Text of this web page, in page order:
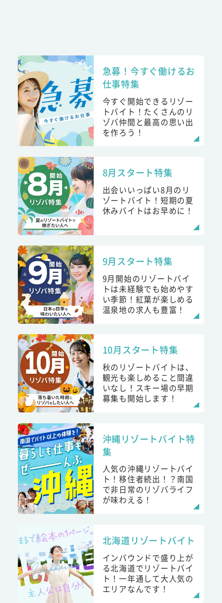
急募！今すぐ働けるお
仕事特集
今すぐ開始できるリゾー
トバイト！たくさんのリ
ゾバ仲間と最高の思い出
を作ろう！
8月スタート特集
出会いいっぱい8月のリ
ゾートバイト！短期の夏
休みバイトはお早めに！
9月スタート特集
9月開始のリゾートバイ
トは未経験でも始めやす
い季節！紅葉が楽しめる
温泉地の求人も豊富！
10月スタート特集
秋のリゾートバイトは、
観光も楽しめること間違
いなし！スキー場の早期
募集も開始します！
沖縄リゾートバイト特
集
人気の沖縄リゾートバイ
ト！移住者続出！？南国
で非日常のリゾバライフ
が味わえる！
北海道リゾートバイト
インバウンドで盛り上が
る北海道でリゾートバイ
ト！一年通して大人気の
エリアなんです！